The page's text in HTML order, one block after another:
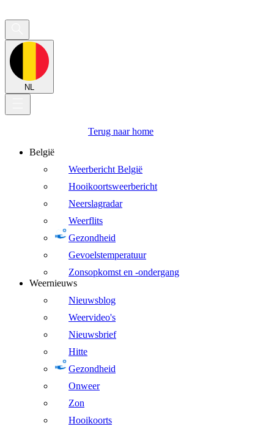
NL
Terug naar home
België
Weerbericht België
Hooikoortsweerbericht
Neerslagradar
Weerflits
Gezondheid
Gevoelstemperatuur
Zonsopkomst en -ondergang
Weernieuws
Nieuwsblog
Weervideo's
Nieuwsbrief
Hitte
Gezondheid
Onweer
Zon
Hooikoorts